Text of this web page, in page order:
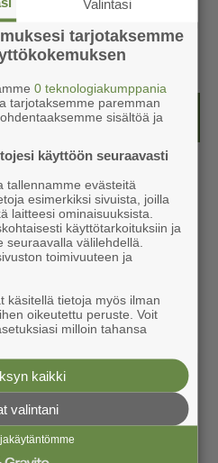
Valintasi
tarjotaksemme
0 teknologiakumppania
tarjotaksemme paremman
sisältöä ja
käyttöön seuraavasti
tallennamme evästeitä
esimerkiksi sivuista, joilla
laitteesi ominaisuuksista.
käyttötarkoituksiin ja
välilehdellä.
toimivuuteen ja
käsitellä tietoja myös ilman
oikeutettu peruste. Voit
milloin tahansa
kaikki
valintani